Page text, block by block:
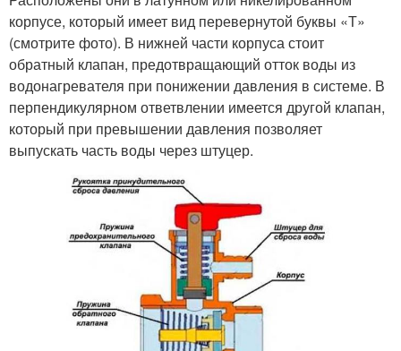
корпусе, который имеет вид перевернутой буквы «Т»
(смотрите фото). В нижней части корпуса стоит
обратный клапан, предотвращающий отток воды из
водонагревателя при понижении давления в системе. В
перпендикулярном ответвлении имеется другой клапан,
который при превышении давления позволяет
выпускать часть воды через штуцер.